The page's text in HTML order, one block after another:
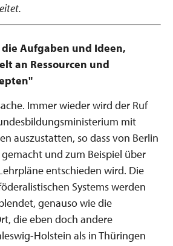
Aufgaben und Ideen,
an Ressourcen und
Immer wieder wird der Ruf
mit
auszustatten, so dass von Berlin
und zum Beispiel über
entschieden wird. Die
Systems werden
genauso wie die
die eben doch andere
Holstein als in Thüringen